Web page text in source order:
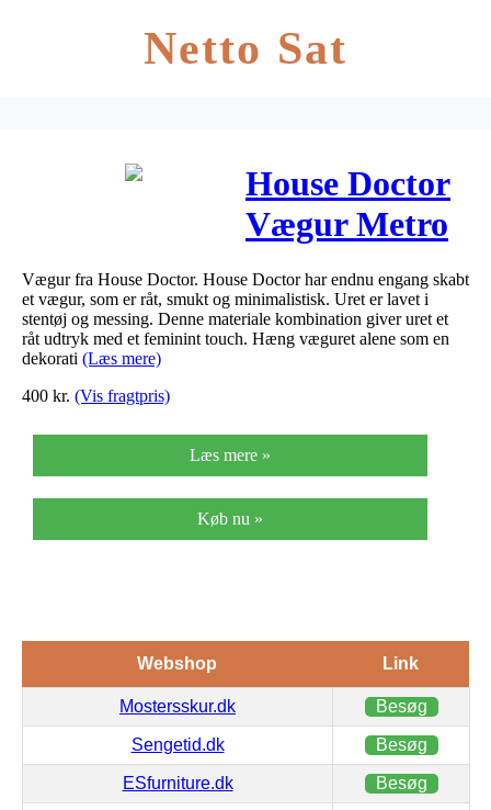
Netto Sat
House Doctor
Vægur Metro
Gråblå
Vægur fra House Doctor. House Doctor har endnu engang skabt
et vægur, som er råt, smukt og minimalistisk. Uret er lavet i
stentøj og messing. Denne materiale kombination giver uret et
råt udtryk med et feminint touch. Hæng væguret alene som en
dekorati (Læs mere)
400 kr. (Vis fragtpris)
Læs mere »
Køb nu »
Webshop Link
Mostersskur.dk Besøg
Sengetid.dk Besøg
ESfurniture.dk Besøg